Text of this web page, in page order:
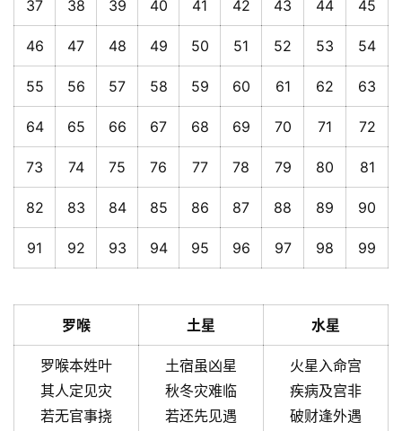
37 38 39 40 41 42 43 44 45
46 47 48 49 50 51 52 53 54
55 56 57 58 59 60 61 62 63
64 65 66 67 68 69 70 71 72
73 74 75 76 77 78 79 80 81
82 83 84 85 86 87 88 89 90
91 92 93 94 95 96 97 98 99
罗喉 土星 水星
罗喉本姓叶
其人定见灾
若无官事挠
土宿虽凶星
秋冬灾难临
若还先见遇
火星入命宫
疾病及宫非
破财逢外遇